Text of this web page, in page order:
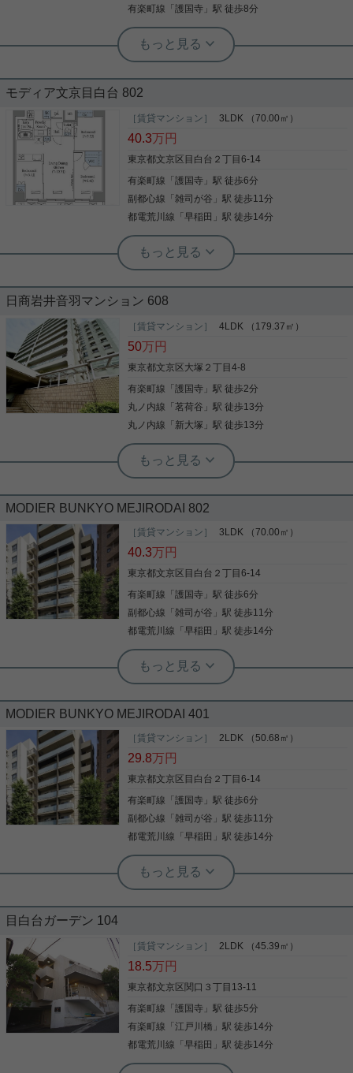
有楽町線 「護国寺 」駅 徒歩8分
実用春日ホーム 茗荷谷店 松下諒平
駅徒歩5分以内 エレベーター 24時間換
「ロネスタR文京護国寺」はいかがでしょうか。文
京区エリアでの住まいなら、住み心地も快適な「ロ
ネスタR文京護国寺」はいかがでしょうか。室内設
備は浴室乾燥機・洗面化粧台など豊富に揃ってお
クロゼット・シューズボックスなど豊富なので、
広々と空間を利用することも可能です。周辺に駅が
二つあり、交通の利便性が高いです。一人暮らしで
料理もできるキッチンが快適な1K。文京区エリアや
有楽町線東池袋近くでお部屋探しをするなら、当社
にお任せ下さい。お客様の求めるお部屋がきっと見
つかります。
写真(9)
詳細を見る
モディア文京目白台 802
［賃貸マンション］ 3LDK （70.00㎡）
40.3万円
東京都文京区目白台２丁目6-14
有楽町線 「護国寺 」駅 徒歩6分
副都心線 「雑司が谷 」駅 徒歩11分
都電荒川線 「早稲田 」駅 徒歩14分
根津駅前センター（実用根津ホーム株式会社 根津駅前センター） スタ
ッフ小西
上質な暮らしを実現
教育の街文京区からファミリータイプの新築マンシ
ョンをご紹介☆ 充実した設備は食洗器や床暖房があ
ります。 また現在キャンペーン中で敷金・礼金0
で、フリーレント2ヶ月付き とってもお得です。 各
です。 是非一度ご覧下さい。
写真(9)
詳細を見る
日商岩井音羽マンション 608
［賃貸マンション］ 4LDK （179.37㎡）
50万円
東京都文京区大塚２丁目4-8
有楽町線 「護国寺 」駅 徒歩2分
丸ノ内線 「茗荷谷 」駅 徒歩13分
丸ノ内線 「 新大塚 」駅 徒歩13分
実用春日ホーム 茗荷谷店 堀田枝里
約179㎡の4LDK☆
家契約2年 再契約相談可能です。 リビングだけで
約26帖ある広々したお部屋！ ダイニングキッチンも
13.5帖とゆったりした間取り！ 個々の洋室も広々し
ており、使いやすい☆ ペット飼育のご相談も可能で
す！ お気軽にお問い合わせくださいませ！ ★お電話
でのご相談もお気軽にどうぞ★ 実用春日ホーム株式
会社 茗荷谷店 TEL：03-6902-5021
写真(9)
詳細を見る
MODIER BUNKYO MEJIRODAI 802
［賃貸マンション］ 3LDK （70.00㎡）
40.3万円
東京都文京区目白台２丁目6-14
有楽町線 「護国寺 」駅 徒歩6分
副都心線 「雑司が谷 」駅 徒歩11分
都電荒川線 「早稲田 」駅 徒歩14分
実用春日ホーム 茗荷谷店 堀田枝里
新築3LDK！高階層のお部屋です！
寺駅徒歩6分！ 高階層、約70㎡の3LDKのお部屋で
す！ 食洗器や床暖房あり！ 敷金礼金0で、フリーレ
ント2ヶ月あり！ 初期費用も抑えられます☆ 他のお
部屋もご紹介可能でございます！ お気軽にお問い合
わせくださいませ！ ★お電話でのご相談もお気軽に
どうぞ★ 実用春日ホーム株式会社 茗荷谷店 TEL：
03-6902-5021
写真(9)
詳細を見る
MODIER BUNKYO MEJIRODAI 401
［賃貸マンション］ 2LDK （50.68㎡）
29.8万円
東京都文京区目白台２丁目6-14
有楽町線 「護国寺 」駅 徒歩6分
副都心線 「雑司が谷 」駅 徒歩11分
都電荒川線 「早稲田 」駅 徒歩14分
実用春日ホーム 茗荷谷店 堀田枝里
新築2LDK☆全部屋南向き！
寺駅徒歩6分！ 約50㎡の2LDKのお部屋です！ 全て
のお部屋が南向き☆ 敷金礼金0で、フリーレント2ヶ
月あり！ 初期費用も抑えられます☆ 他のお部屋もご
紹介可能でございます！ お気軽にお問い合わせくだ
実用春日ホーム株式会社 茗荷谷店 TEL：03-6902-
5021
写真(9)
詳細を見る
目白台ガーデン 104
［賃貸マンション］ 2LDK （45.39㎡）
18.5万円
東京都文京区関口３丁目13-11
有楽町線 「護国寺 」駅 徒歩5分
有楽町線 「江戸川橋 」駅 徒歩14分
都電荒川線 「早稲田 」駅 徒歩14分
実用春日ホーム 茗荷谷店 堀田枝里